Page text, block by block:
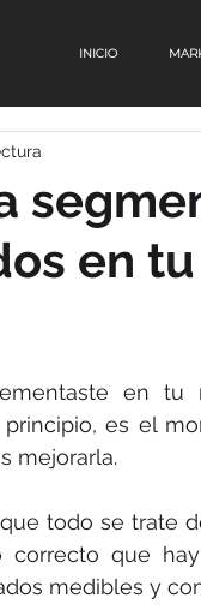
INICIO
en
en tu
es el
mejorarla.
todo se trate
que
medibles y